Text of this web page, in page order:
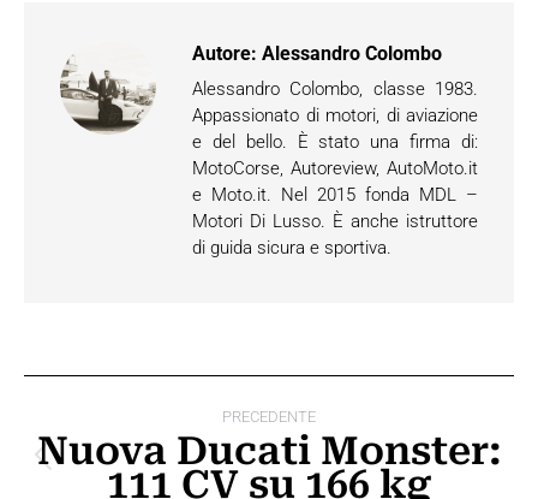
Autore: Alessandro Colombo
Alessandro Colombo, classe 1983.
Appassionato di motori, di aviazione
e del bello. È stato una firma di:
MotoCorse, Autoreview, AutoMoto.it
e Moto.it. Nel 2015 fonda MDL –
Motori Di Lusso. È anche istruttore
di guida sicura e sportiva.
tra
PRECEDENTE
Post
Nuova Ducati Monster:
111 CV su 166 kg